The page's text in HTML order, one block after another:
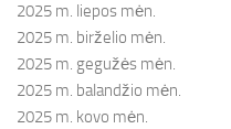
2025 m. liepos mėn.
2025 m. birželio mėn.
2025 m. gegužės mėn.
2025 m. balandžio mėn.
2025 m. kovo mėn.